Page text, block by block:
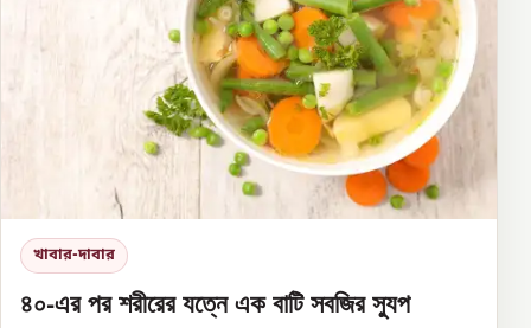
খাবার-দাবার
৪০-এর পর শরীরের যত্নে এক বাটি সবজির স্যুপ